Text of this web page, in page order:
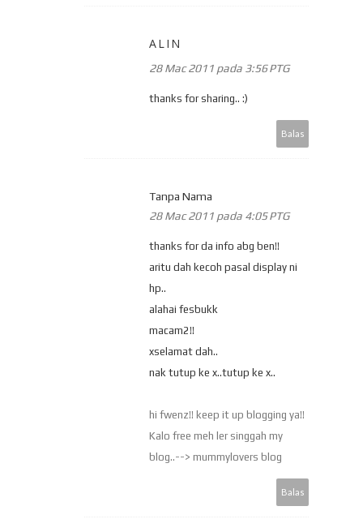
ALIN
28 Mac 2011 pada 3:56 PTG
thanks for sharing.. :)
Balas
Tanpa Nama
28 Mac 2011 pada 4:05 PTG
thanks for da info abg ben!!
aritu dah kecoh pasal display ni
hp..
alahai fesbukk
macam2!!
xselamat dah..
nak tutup ke x..tutup ke x..
hi fwenz!! keep it up blogging ya!!
Kalo free meh ler singgah my
blog..--> mummylovers blog
Balas